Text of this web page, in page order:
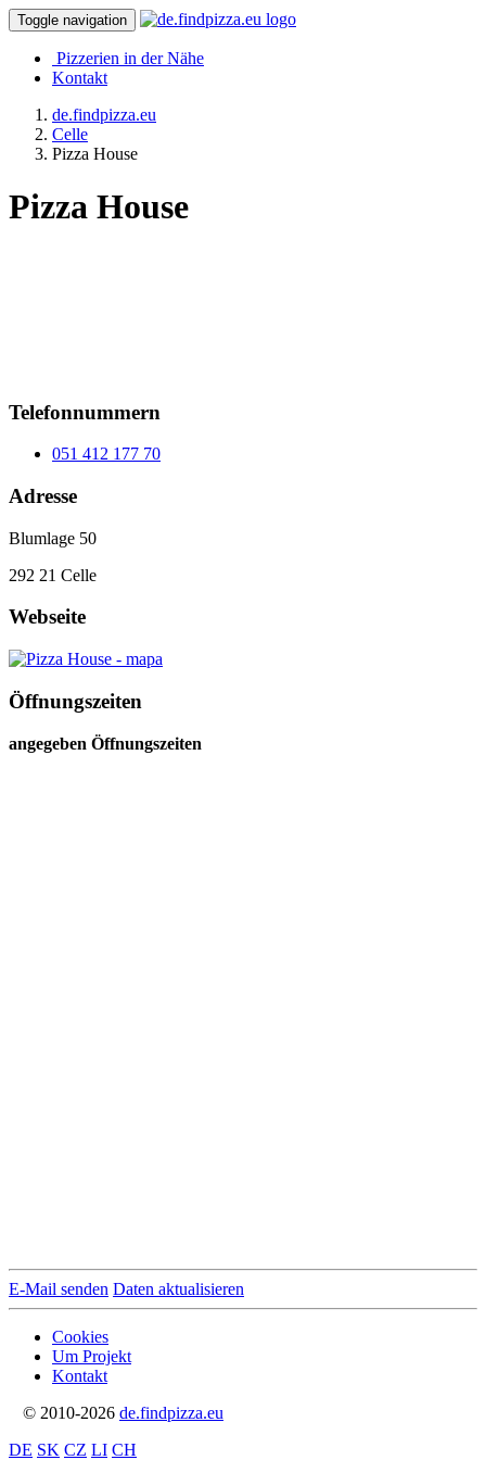
Toggle navigation
Pizzerien in der Nähe
Kontakt
de.findpizza.eu
Celle
Pizza House
Pizza House
Telefonnummern
051 412 177 70
Adresse
Blumlage 50
292 21 Celle
Webseite
Öffnungszeiten
angegeben Öffnungszeiten
E-Mail senden Daten aktualisieren
Cookies
Um Projekt
Kontakt
© 2010-2026 de.findpizza.eu
DE SK CZ LI CH